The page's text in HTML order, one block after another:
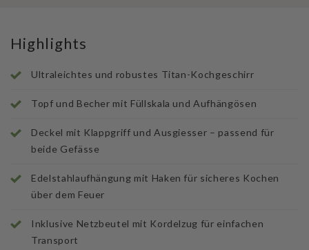
Highlights
Ultraleichtes und robustes Titan-Kochgeschirr
Topf und Becher mit Füllskala und Aufhängösen
Deckel mit Klappgriff und Ausgiesser – passend für
beide Gefässe
Edelstahlaufhängung mit Haken für sicheres Kochen
über dem Feuer
Inklusive Netzbeutel mit Kordelzug für einfachen
Transport